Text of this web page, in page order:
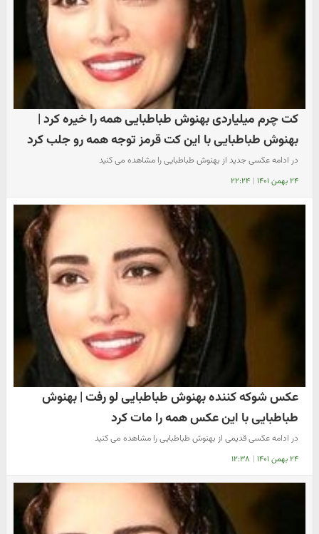
کت چرم میلیاردی بهنوش طباطبایی همه را خیره کرد |
بهنوش طباطبایی با این کت قرمز توجه همه رو جلب کرد
در ادامه عکسی جدید از بهنوش طباطبایی را مشاهده می کنید
۲۴ بهمن ۱۴۰۱ | ۲۲:۲۴
عکس شوکه کننده بهنوش طباطبایی لو رفت | بهنوش
طباطبایی با این عکس همه را مات کرد
در ادامه عکسی قدیمی از بهنوش طباطبایی را مشاهده می کنید
۲۴ بهمن ۱۴۰۱ | ۱۲:۳۸